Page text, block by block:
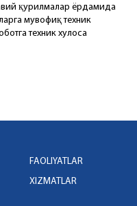
қурилмалар ёрдамида
мувофиқ техник
техник хулоса
FAOLIYATLAR
XIZMATLAR